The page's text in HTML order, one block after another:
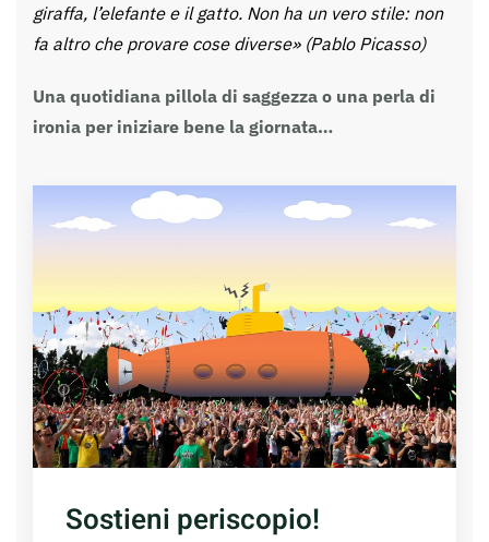
giraffa, l’elefante e il gatto. Non ha un vero stile: non
fa altro che provare cose diverse» (Pablo Picasso)
Una quotidiana pillola di saggezza o una perla di
ironia per iniziare bene la giornata…
Sostieni periscopio!